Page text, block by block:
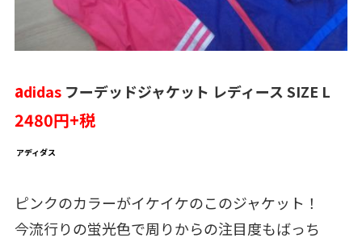
adidasフーデッドジャケット レディース SIZE L
2480円+税
アディダス
ピンクのカラーがイケイケのこのジャケット！
今流行りの蛍光色で周りからの注目度もばっち